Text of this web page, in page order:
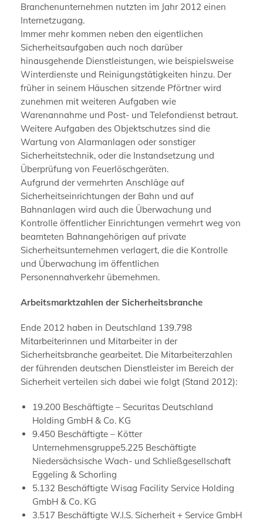
Branchenunternehmen nutzten im Jahr 2012 einen
Internetzugang.
Immer mehr kommen neben den eigentlichen
Sicherheitsaufgaben auch noch darüber
hinausgehende Dienstleistungen, wie beispielsweise
Winterdienste und Reinigungstätigkeiten hinzu. Der
früher in seinem Häuschen sitzende Pförtner wird
zunehmen mit weiteren Aufgaben wie
Warenannahme und Post- und Telefondienst betraut.
Weitere Aufgaben des Objektschutzes sind die
Wartung von Alarmanlagen oder sonstiger
Sicherheitstechnik, oder die Instandsetzung und
Überprüfung von Feuerlöschgeräten.
Aufgrund der vermehrten Anschläge auf
Sicherheitseinrichtungen der Bahn und auf
Bahnanlagen wird auch die Überwachung und
Kontrolle öffentlicher Einrichtungen vermehrt weg von
beamteten Bahnangehörigen auf private
Sicherheitsunternehmen verlagert, die die Kontrolle
und Überwachung im öffentlichen
Personennahverkehr übernehmen.
Arbeitsmarktzahlen der Sicherheitsbranche
Ende 2012 haben in Deutschland 139.798
Mitarbeiterinnen und Mitarbeiter in der
Sicherheitsbranche gearbeitet. Die Mitarbeiterzahlen
der führenden deutschen Dienstleister im Bereich der
Sicherheit verteilen sich dabei wie folgt (Stand 2012):
19.200 Beschäftigte – Securitas Deutschland
Holding GmbH & Co. KG
9.450 Beschäftigte – Kötter
Unternehmensgruppe5.225 Beschäftigte
Niedersächsische Wach- und Schließgesellschaft
Eggeling & Schorling
5.132 Beschäftigte Wisag Facility Service Holding
GmbH & Co. KG
3.517 Beschäftigte W.I.S. Sicherheit + Service GmbH